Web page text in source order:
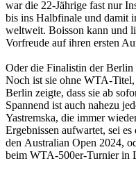
war die 22-Jährige fast nur
bis ins Halbfinale und damit
weltweit. Boisson kann und
Vorfreude auf ihren ersten
Oder die Finalistin der
Noch ist sie ohne WTA-
Berlin zeigte, dass sie ab
Spannend ist auch nahezu
Yastremska, die immer
Ergebnissen aufwartet, sei
den Australian Open 2024,
beim WTA-500er-Turnier in